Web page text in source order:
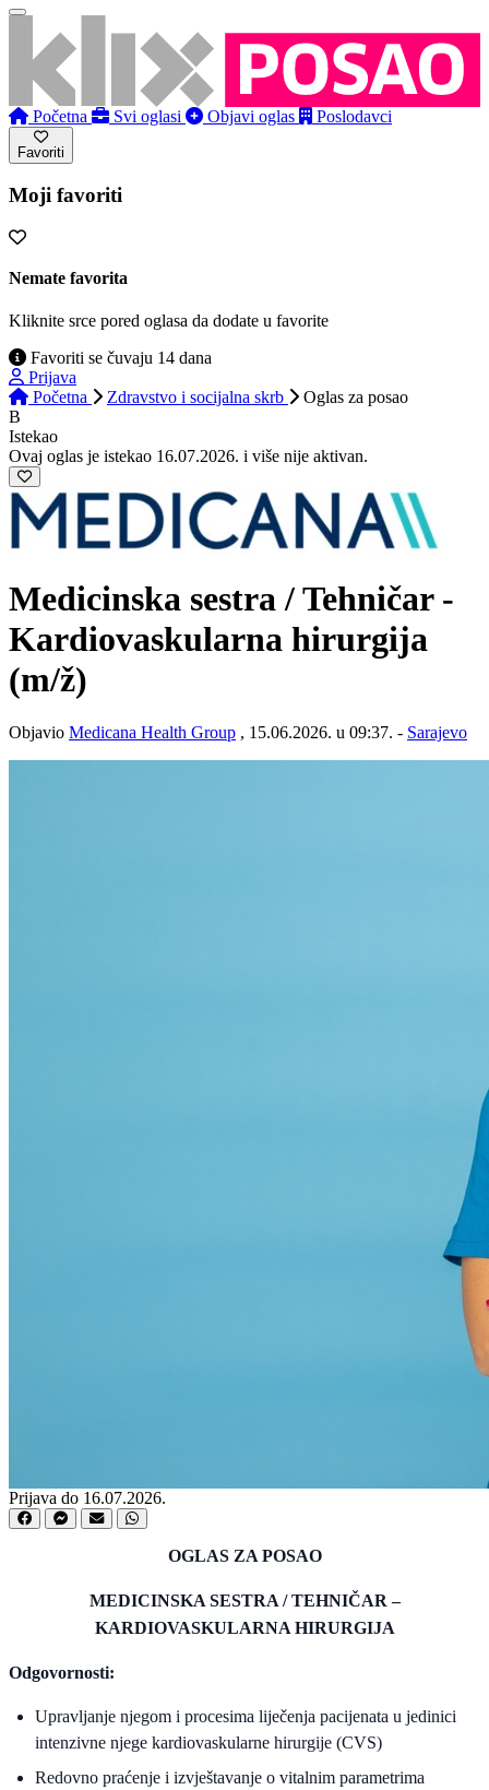
Početna Svi oglasi Objavi oglas Poslodavci
Favoriti
Moji favoriti
Nemate favorita
Kliknite srce pored oglasa da dodate u favorite
Favoriti se čuvaju 14 dana
Prijava
Početna
Zdravstvo i socijalna skrb Oglas za posao
B
Istekao
Ovaj oglas je istekao 16.07.2026. i više nije aktivan.
Medicinska sestra / Tehničar -
Kardiovaskularna hirurgija
(m/ž)
Objavio Medicana Health Group , 15.06.2026. u 09:37. - Sarajevo
Prijava do 16.07.2026.
OGLAS ZA POSAO
MEDICINSKA SESTRA / TEHNIČAR –
KARDIOVASKULARNA HIRURGIJA
Odgovornosti:
Upravljanje njegom i procesima liječenja pacijenata u jedinici
intenzivne njege kardiovaskularne hirurgije (CVS)
Redovno praćenje i izvještavanje o vitalnim parametrima